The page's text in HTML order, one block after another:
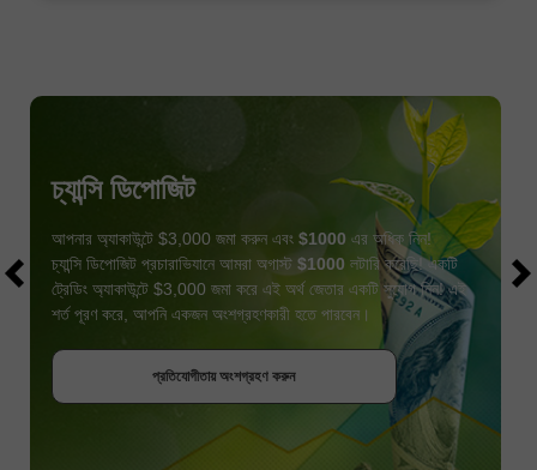
প্রতিযোগীতায় অংশগ্রহণ করুন
চ্যান্সি ডিপোজিট
আপনার অ্যাকাউন্টে $3,000 জমা করুন এবং $1000 এর অধিক নিন!
চ্যান্সি ডিপোজিট প্রচারাভিযানে আমরা অগাস্ট $1000 লটারি করেছি! একটি
ট্রেডিং অ্যাকাউন্টে $3,000 জমা করে এই অর্থ জেতার একটি সুযোগ নিন! এই
শর্ত পূরণ করে, আপনি একজন অংশগ্রহণকারী হতে পারবেন।
প্রতিযোগীতায় অংশগ্রহণ করুন
প্রতিযোগীতায় অংশগ্রহণ করুন